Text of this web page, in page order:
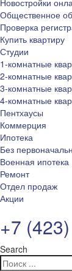
Новостройки
Общественное
Проверка
Купить квартиру
Студии
1-комнатные
2-комнатные
3-комнатные
4-комнатные
Пентхаусы
Коммерция
Ипотека
Без
Военная ипотека
Ремонт
Отдел продаж
Акции
+7
Search